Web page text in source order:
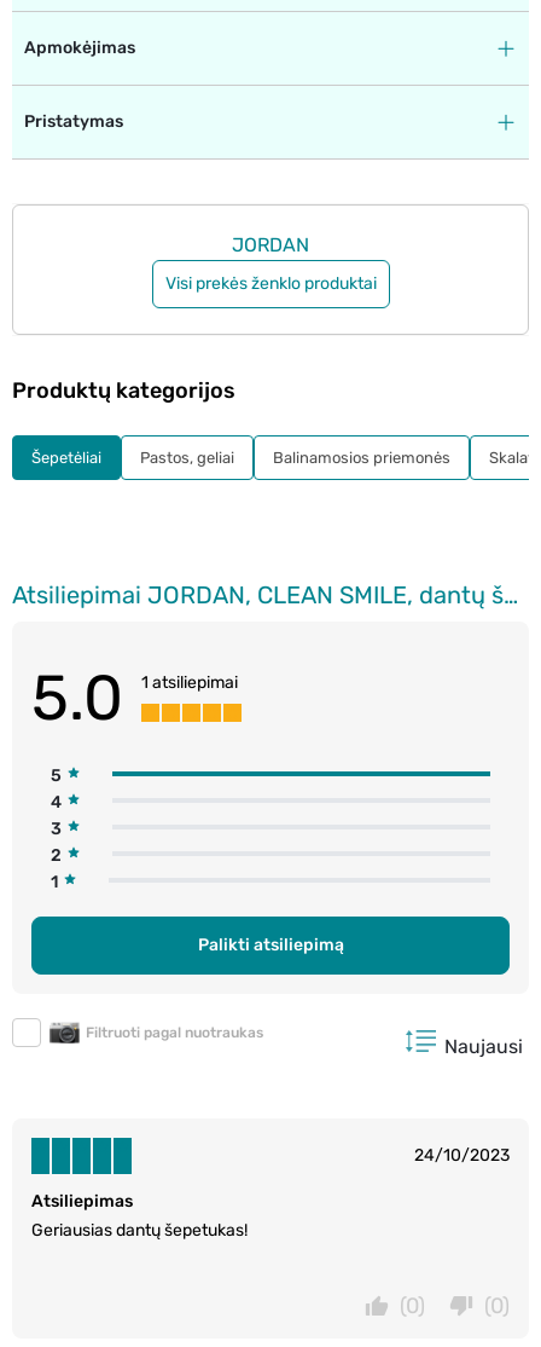
Apmokėjimas
Pristatymas
JORDAN
Visi prekės ženklo produktai
Atsiliepimai JORDAN, CLEAN SMILE, dantų šepetėlis, vidutinio minkštumo, 1 vnt.
5.0 1 atsiliepimai
5
4
3
2
1
Palikti atsiliepimą
Filtruoti pagal nuotraukas
Naujausi
24/10/2023
Atsiliepimas
Geriausias dantų šepetukas!
(0)
(0)
Produktų kategorijos
Šepetėliai Pastos, geliai Balinamosios priemonės